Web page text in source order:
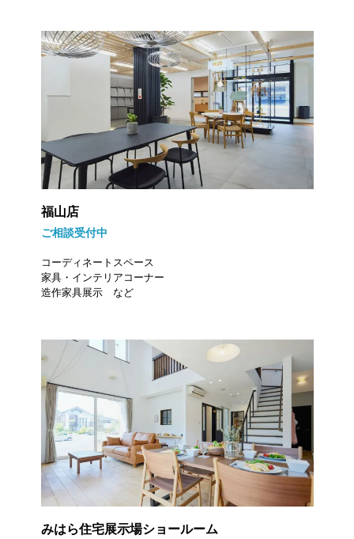
福山店
ご相談受付中
コーディネートスペース
家具・インテリアコーナー
造作家具展示 など
みはら住宅展示場ショールーム